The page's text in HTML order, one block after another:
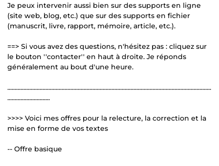
Je peux intervenir aussi bien sur des supports en ligne
(site web, blog, etc.) que sur des supports en fichier
(manuscrit, livre, rapport, mémoire, article, etc.).
==> Si vous avez des questions, n'hésitez pas : cliquez sur
le bouton ''contacter'' en haut à droite. Je réponds
généralement au bout d'une heure.
...........................................................................................................................................
.............................
>>>> Voici mes offres pour la relecture, la correction et la
mise en forme de vos textes
-- Offre basique